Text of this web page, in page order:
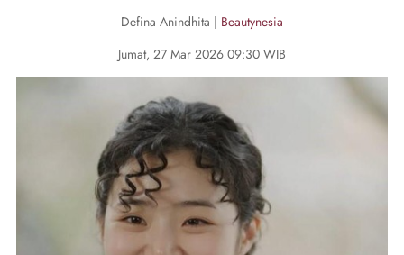
Defina Anindhita | Beautynesia
Jumat, 27 Mar 2026 09:30 WIB